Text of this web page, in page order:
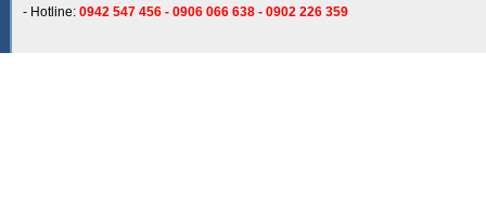
- Hotline: 0942 547 456 - 0906 066 638 - 0902 226 359